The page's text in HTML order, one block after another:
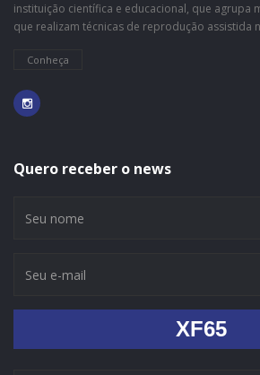
instituição científica e educacional, que agrupa
que realizam técnicas de reprodução assistida
Conheça
Quero receber o news
XF65